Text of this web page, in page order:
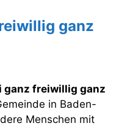
ganz
ganz freiwillig ganz
in Baden-
Menschen mit